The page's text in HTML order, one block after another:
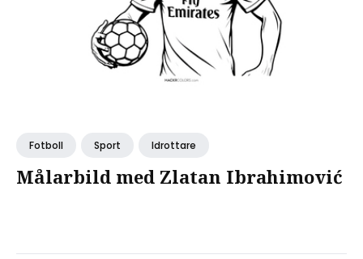
Fotboll Sport Idrottare
Målarbild med Zlatan Ibrahimović